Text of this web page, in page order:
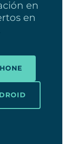
en
en